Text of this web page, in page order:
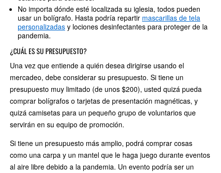
No importa dónde esté localizada su iglesia, todos pueden
usar un bolígrafo. Hasta podría repartir mascarillas de tela
personalizadas y lociones desinfectantes para proteger de la
pandemia.
¿CUÁL ES SU PRESUPUESTO?
Una vez que entiende a quién desea dirigirse usando el
mercadeo, debe considerar su presupuesto. Si tiene un
presupuesto muy limitado (de unos $200), usted quizá pueda
comprar bolígrafos o tarjetas de presentación magnéticas, y
quizá camisetas para un pequeño grupo de voluntarios que
servirán en su equipo de promoción.
Si tiene un presupuesto más amplio, podrá comprar cosas
como una carpa y un mantel que le haga juego durante eventos
al aire libre debido a la pandemia. Un evento podría ser un